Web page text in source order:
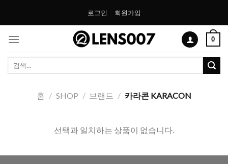
로그인 회원가입
0
색:
홈 / SHOP / 브랜드 / 카라콘 KARACON
선택과 일치하는 상품이 없습니다.